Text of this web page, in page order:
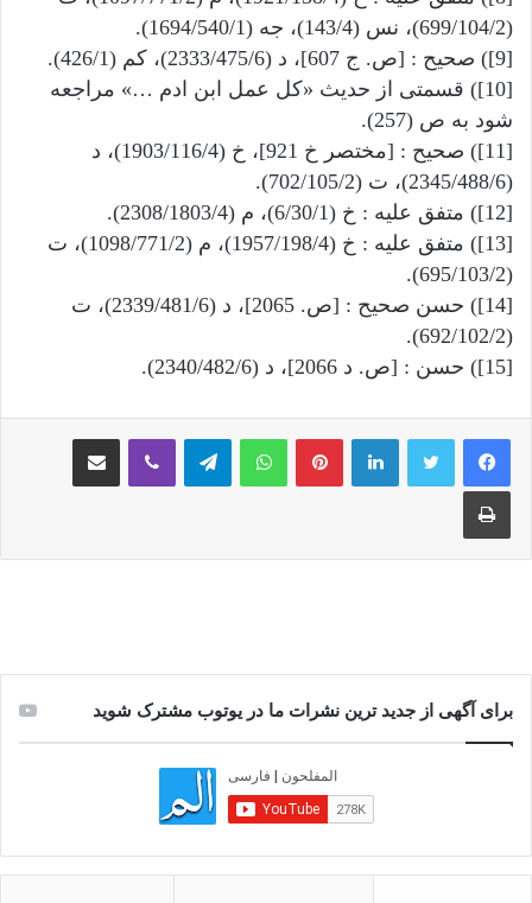
(699/104/2)، نس (143/4)، جه (1694/540/1).
[9]) صحیح : [ص. ج 607]، د (2333/475/6)، کم (426/1).
[10]) قسمتی از حدیث «کل عمل ابن ادم …» مراجعه
شود به ص (257).
[11]) صحیح : [مختصر خ 921]، خ (1903/116/4)، د
(2345/488/6)، ت (702/105/2).
[12]) متفق علیه : خ (6/30/1)، م (2308/1803/4).
[13]) متفق علیه : خ (1957/198/4)، م (1098/771/2)، ت
(695/103/2).
[14]) حسن صحیح : [ص. 2065]، د (2339/481/6)، ت
(692/102/2).
[15]) حسن : [ص. د 2066]، د (2340/482/6).
لینکدین ‫پین‌ترست واتس آپ تلگرام
چاپ
برای آگهی از جدید ترین نشرات ما در یوتوب مشترک شوید